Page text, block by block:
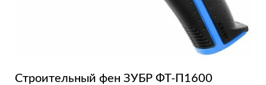
Строительный фен ЗУБР ФТ-П1600